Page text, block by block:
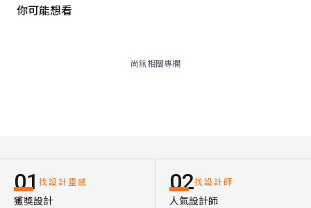
你可能想看
尚無相關專欄
01 找設計靈感
獲獎設計
02找設計師
人氣設計師